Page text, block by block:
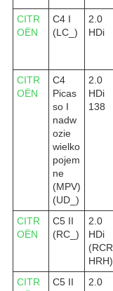
CITR
OËN
C4 I
(LC_)
2.0
HDi
CITR
OËN
C4
Picas
so I
nadw
ozie
wielko
pojem
ne
(MPV)
(UD_)
2.0
HDi
138
CITR
OËN
C5 II
(RC_)
2.0
HDi
(RCR
HRH)
CITR
C5 II
2.0